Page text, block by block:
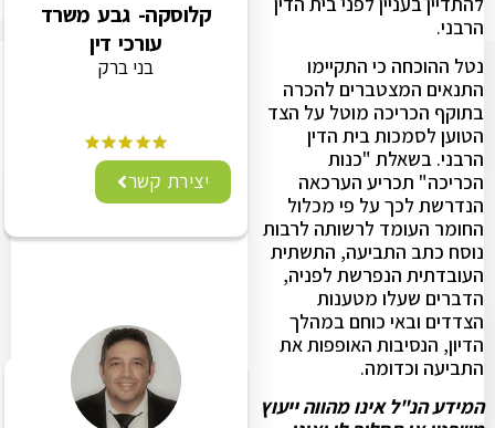
הרבני.
נטל ההוכחה כי התקיימו
התנאים המצטברים להכרה
בתוקף הכריכה מוטל על הצד
הטוען לסמכות בית הדין
הרבני. בשאלת "כנות
הכריכה" תכריע הערכאה
הנדרשת לכך על פי מכלול
החומר העומד לרשותה לרבות
נוסח כתב התביעה, התשתית
העובדתית הנפרשת לפניה,
הדברים שעלו מטענות
הצדדים ובאי כוחם במהלך
הדיון, הנסיבות האופפות את
התביעה וכדומה.
המידע הנ"ל אינו מהווה ייעוץ
קלוסקה- גבע משרד
עורכי דין
בני ברק
יצירת קשר